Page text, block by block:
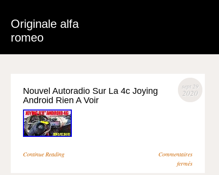
Originale alfa
romeo
sept 29
2020
Nouvel Autoradio Sur La 4c Joying
Android Rien A Voir
Continue Reading
Commentaires
fermés